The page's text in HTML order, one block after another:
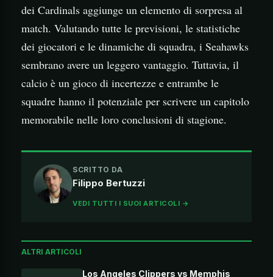
dei Cardinals aggiunge un elemento di sorpresa al
match. Valutando tutte le previsioni, le statistiche
dei giocatori e le dinamiche di squadra, i Seahawks
sembrano avere un leggero vantaggio. Tuttavia, il
calcio è un gioco di incertezze e entrambe le
squadre hanno il potenziale per scrivere un capitolo
memorabile nelle loro conclusioni di stagione.
SCRITTO DA
Filippo Bertuzzi
VEDI TUTTI I SUOI ARTICOLI →
ALTRI ARTICOLI
Los Angeles Clippers vs Memphis